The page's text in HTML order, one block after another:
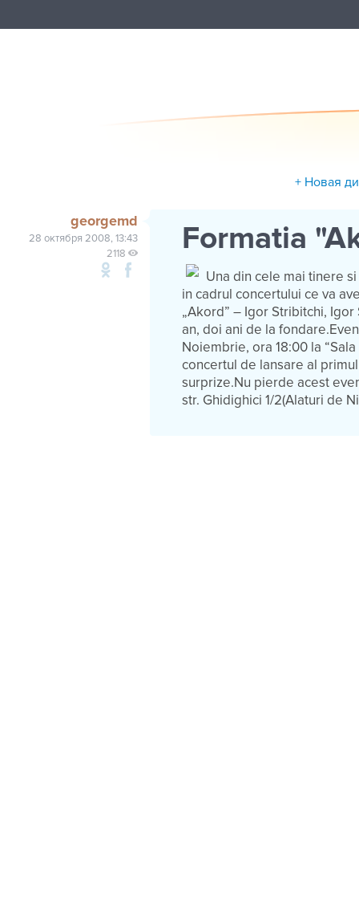
+ Новая
georgemd
28 октября 2008, 13:43
2118
Formatia
Una din cele mai tinere
in cadrul concertului ce va
„Akord” – Igor Stribitchi,
an, doi ani de la
Noiembrie, ora 18:00 la
concertul de lansare al
surprize.Nu pierde acest
str. Ghidighici 1/2(Alaturi de